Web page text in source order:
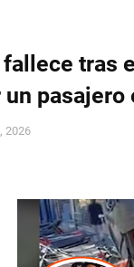
tras
pasajero
2026